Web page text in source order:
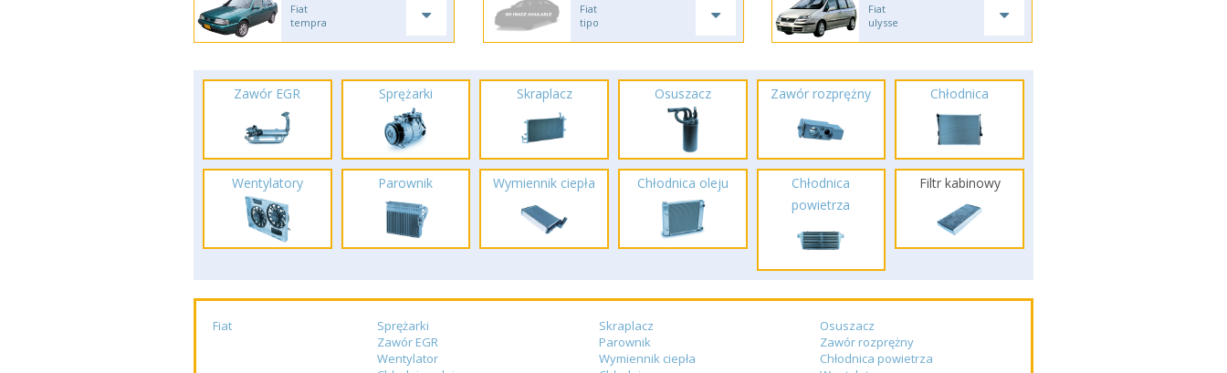
Fiat
tempra
Fiat
tipo
Fiat
ulysse
Zawór EGR Sprężarki Skraplacz Osuszacz Zawór rozprężny Chłodnica
Wentylatory Parownik Wymiennik ciepła Chłodnica oleju
Chłodnica
powietrza
Filtr kabinowy
Fiat Sprężarki Skraplacz
Osuszacz
Zawór EGR
Parownik
Zawór rozprężny
Wentylator
Wymiennik ciepła
Chłodnica powietrza